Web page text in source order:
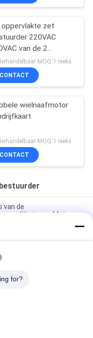
oppervlakte zet
220VAC
van de 2
Brushless
Motor op
MOQ:1 reeks
CONTACT
wielnaafmotor
MOQ:1 reeks
CONTACT
van de
gelijkstroom Motor
van Hall Brushless
V8.8D For
for?